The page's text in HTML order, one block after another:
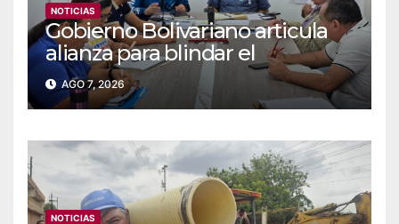
NOTICIAS
Gobierno Bolivariano articula
alianza para blindar el
suministro de agua y
electricidad en Falcón
AGO 7, 2026
NOTICIAS